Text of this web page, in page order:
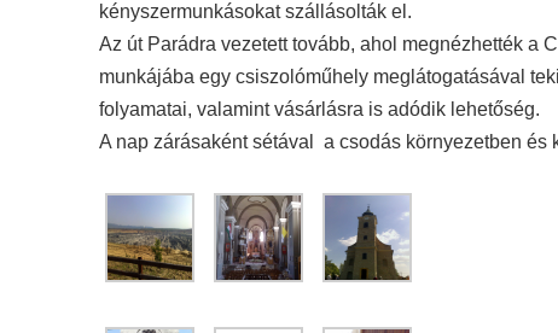
kényszermunkásokat szállásolták el.
Az út Parádra vezetett tovább, ahol megnézhették a
munkájába egy csiszolóműhely meglátogatásával
folyamatai, valamint vásárlásra is adódik lehetőség.
A nap zárásaként sétával a csodás környezetben